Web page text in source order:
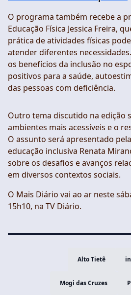
O programa também recebe a
Educação Física Jessica Freira,
prática de atividades físicas
atender diferentes
os benefícios da inclusão no
positivos para a saúde,
das pessoas com deficiência.
Outro tema discutido na edição
ambientes mais acessíveis e o
O assunto será apresentado
educação inclusiva Renata
sobre os desafios e avanços
em diversos contextos sociais.
O Mais Diário vai ao ar neste
15h10, na TV Diário.
Alto Tietê
Mogi das Cruzes